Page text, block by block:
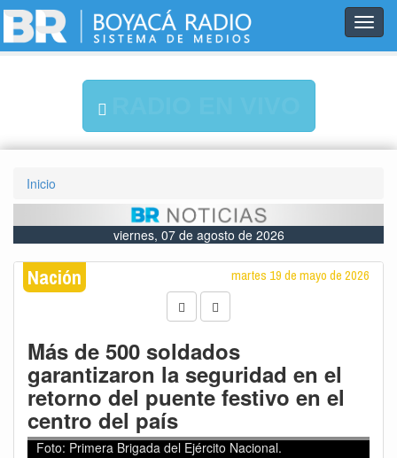
Inicio
viernes, 07 de agosto de 2026
Nación martes 19 de mayo de 2026
Más de 500 soldados
garantizaron la seguridad en el
retorno del puente festivo en el
centro del país
Foto: Primera Brigada del Ejército Nacional.